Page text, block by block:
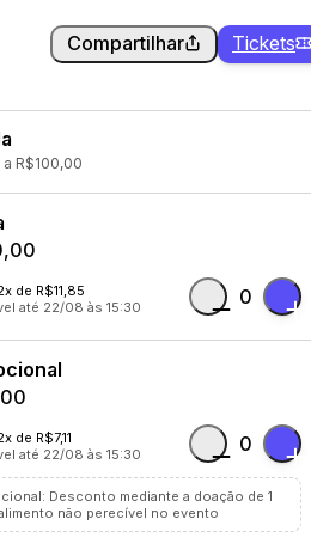
Compartilhar Tickets
R$100,00
de R$11,85
até 22/08 às 15:30
0
de R$7,11
até 22/08 às 15:30
0
Desconto mediante a doação de 1
não perecível no evento